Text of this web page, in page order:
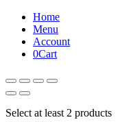
Home
Menu
Account
0Cart
Select at least 2 products